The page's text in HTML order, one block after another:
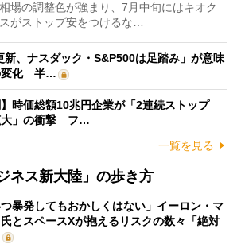
場の調整色が強まり、7月中旬にはキオク
がストップ安をつけるな…
新、ナスダック・S&P500は足踏み」が意味
変化 半…
】時価総額10兆円企業が「2連続ストップ
大」の衝撃 フ…
一覧を見る
ネス新大陸」の歩き方
つ暴発してもおかしくはない」イーロン・マ
とスペースXが抱えるリスクの数々「絶対